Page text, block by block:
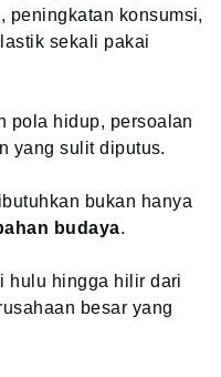
peningkatan konsumsi,
sekali pakai
pola hidup, persoalan
yang sulit diputus.
bukan hanya
budaya.
hulu hingga hilir dari
besar yang